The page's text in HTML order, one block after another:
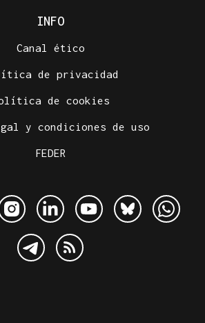
INFO
Canal ético
de privacidad
de cookies
y condiciones de uso
FEDER